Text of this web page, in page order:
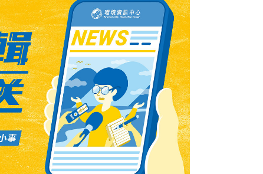
氣候學家伊斯特林(David Easterling)表
科學教授賀柏(Mtthew Huber)指出，氣候變
成為人無法居